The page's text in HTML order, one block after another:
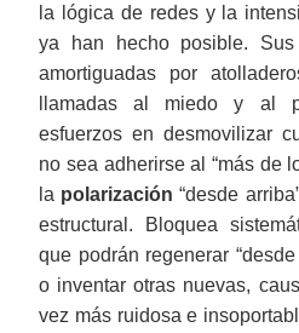
la lógica de redes y la
ya han hecho posible.
amortiguadas por
llamadas al miedo y al
esfuerzos en desmovilizar
no sea adherirse al “más de
la polarización “desde
estructural. Bloquea
que podrán regenerar
o inventar otras nuevas,
vez más ruidosa e